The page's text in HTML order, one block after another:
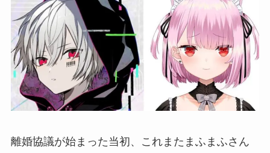
離婚協議が始まった当初、これまたまふまふさん